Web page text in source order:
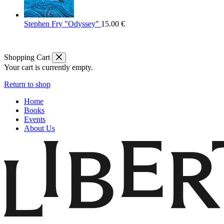
Stephen Fry "Odyssey" 15.00 €
Shopping Cart
Your cart is currently empty.
Return to shop
Home
Books
Events
About Us